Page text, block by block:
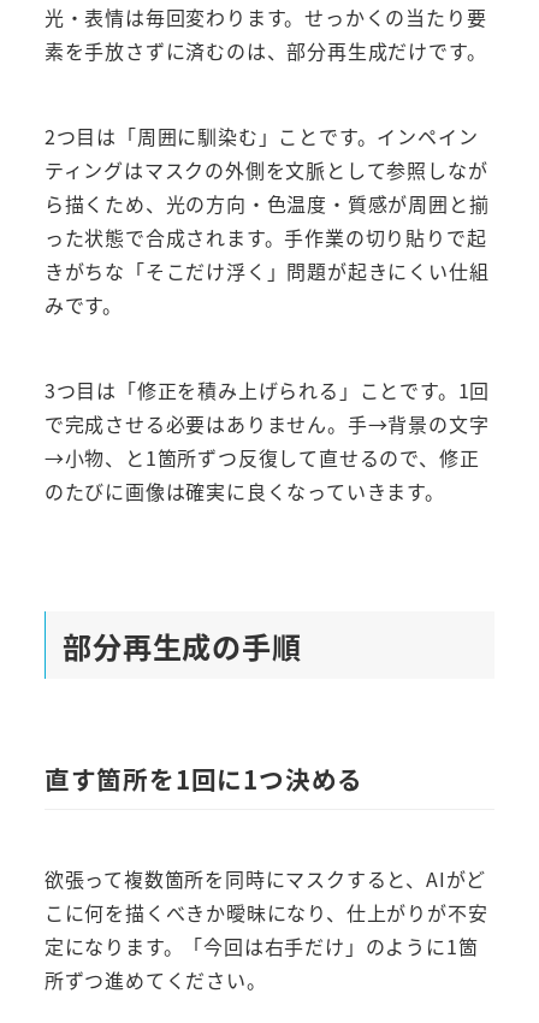
光・表情は毎回変わります。せっかくの当たり要
素を手放さずに済むのは、部分再生成だけです。
2つ目は「周囲に馴染む」ことです。インペイン
ティングはマスクの外側を文脈として参照しなが
ら描くため、光の方向・色温度・質感が周囲と揃
った状態で合成されます。手作業の切り貼りで起
きがちな「そこだけ浮く」問題が起きにくい仕組
みです。
3つ目は「修正を積み上げられる」ことです。1回
で完成させる必要はありません。手→背景の文字
→小物、と1箇所ずつ反復して直せるので、修正
のたびに画像は確実に良くなっていきます。
部分再生成の手順
直す箇所を1回に1つ決める
欲張って複数箇所を同時にマスクすると、AIがど
こに何を描くべきか曖昧になり、仕上がりが不安
定になります。「今回は右手だけ」のように1箇
所ずつ進めてください。